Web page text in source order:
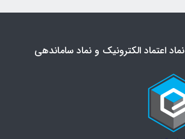
نماد اعتماد الکترونیک و نماد ساماندهی